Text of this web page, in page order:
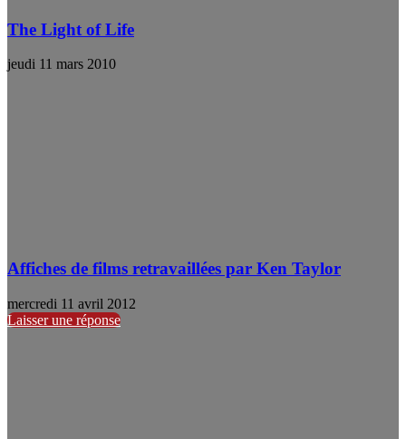
The Light of Life
jeudi 11 mars 2010
Affiches de films retravaillées par Ken Taylor
mercredi 11 avril 2012
Laisser une réponse